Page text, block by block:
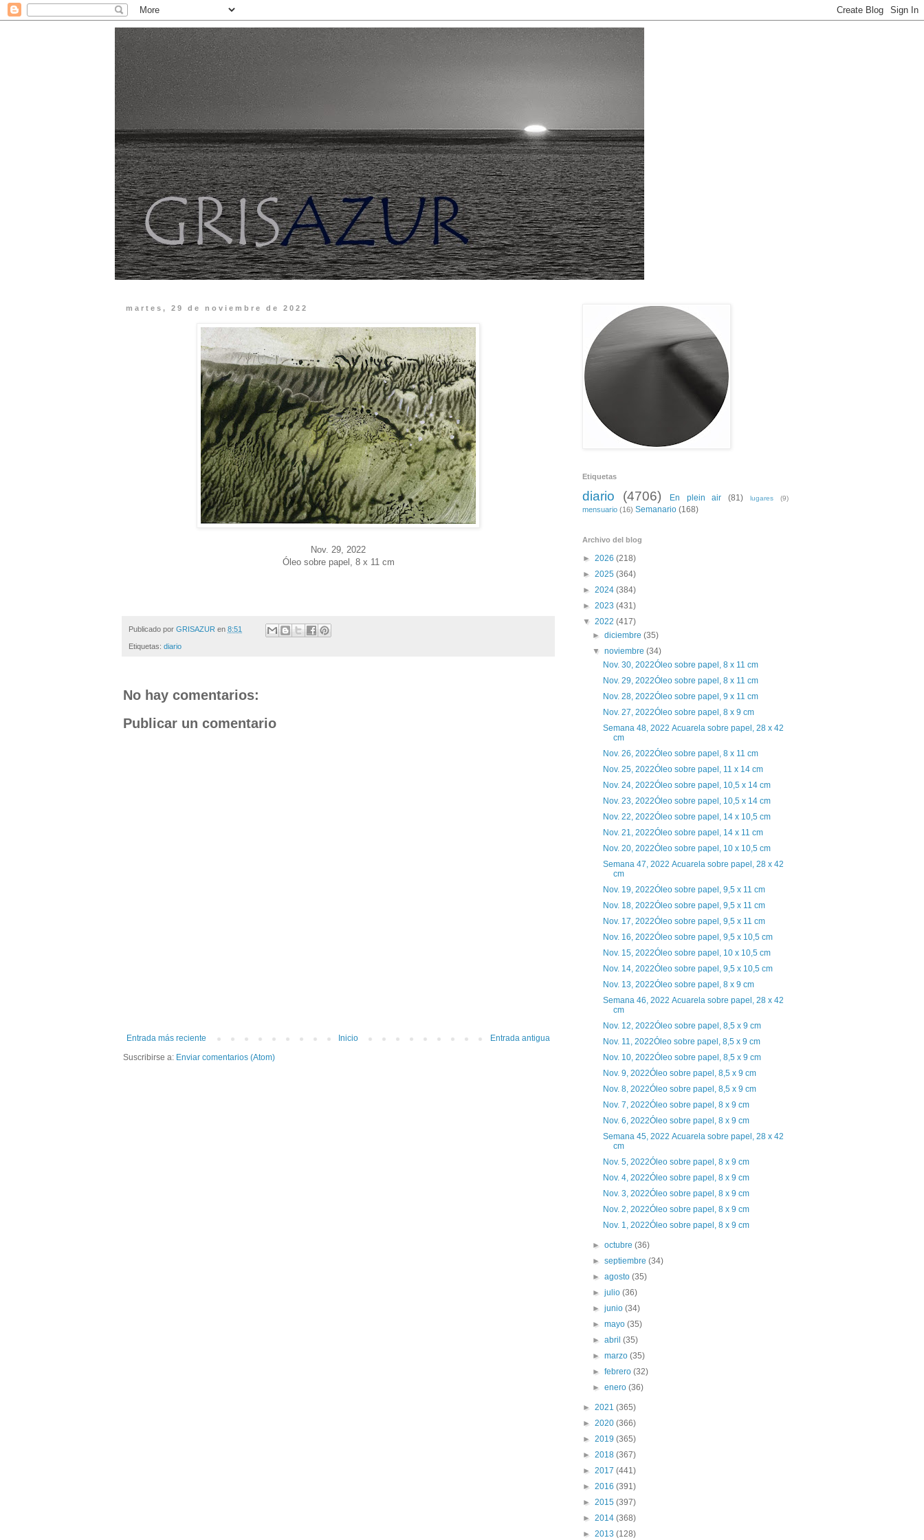
martes, 29 de noviembre de 2022
Nov. 29, 2022
Óleo sobre papel, 8 x 11 cm
Publicado por GRISAZUR en 8:51
Etiquetas: diario
No hay comentarios:
Publicar un comentario
Entrada más reciente Entrada antigua
Inicio
Suscribirse a: Enviar comentarios (Atom)
Etiquetas
diario (4706) En plein air (81) lugares (9)
mensuario (16) Semanario (168)
Archivo del blog
► 2026 (218)
► 2025 (364)
► 2024 (384)
► 2023 (431)
▼ 2022 (417)
►diciembre(35)
▼noviembre(34)
Nov. 30, 2022Óleo sobre papel, 8 x 11 cm
Nov. 29, 2022Óleo sobre papel, 8 x 11 cm
Nov. 28, 2022Óleo sobre papel, 9 x 11 cm
Nov. 27, 2022Óleo sobre papel, 8 x 9 cm
Semana 48, 2022 Acuarela sobre papel, 28 x 42
cm
Nov. 26, 2022Óleo sobre papel, 8 x 11 cm
Nov. 25, 2022Óleo sobre papel, 11 x 14 cm
Nov. 24, 2022Óleo sobre papel, 10,5 x 14 cm
Nov. 23, 2022Óleo sobre papel, 10,5 x 14 cm
Nov. 22, 2022Óleo sobre papel, 14 x 10,5 cm
Nov. 21, 2022Óleo sobre papel, 14 x 11 cm
Nov. 20, 2022Óleo sobre papel, 10 x 10,5 cm
Semana 47, 2022 Acuarela sobre papel, 28 x 42
cm
Nov. 19, 2022Óleo sobre papel, 9,5 x 11 cm
Nov. 18, 2022Óleo sobre papel, 9,5 x 11 cm
Nov. 17, 2022Óleo sobre papel, 9,5 x 11 cm
Nov. 16, 2022Óleo sobre papel, 9,5 x 10,5 cm
Nov. 15, 2022Óleo sobre papel, 10 x 10,5 cm
Nov. 14, 2022Óleo sobre papel, 9,5 x 10,5 cm
Nov. 13, 2022Óleo sobre papel, 8 x 9 cm
Semana 46, 2022 Acuarela sobre papel, 28 x 42
cm
Nov. 12, 2022Óleo sobre papel, 8,5 x 9 cm
Nov. 11, 2022Óleo sobre papel, 8,5 x 9 cm
Nov. 10, 2022Óleo sobre papel, 8,5 x 9 cm
Nov. 9, 2022Óleo sobre papel, 8,5 x 9 cm
Nov. 8, 2022Óleo sobre papel, 8,5 x 9 cm
Nov. 7, 2022Óleo sobre papel, 8 x 9 cm
Nov. 6, 2022Óleo sobre papel, 8 x 9 cm
Semana 45, 2022 Acuarela sobre papel, 28 x 42
cm
Nov. 5, 2022Óleo sobre papel, 8 x 9 cm
Nov. 4, 2022Óleo sobre papel, 8 x 9 cm
Nov. 3, 2022Óleo sobre papel, 8 x 9 cm
Nov. 2, 2022Óleo sobre papel, 8 x 9 cm
Nov. 1, 2022Óleo sobre papel, 8 x 9 cm
►octubre(36)
►septiembre(34)
►agosto(35)
►julio(36)
►junio(34)
►mayo(35)
►abril(35)
►marzo(35)
►febrero(32)
►enero(36)
► 2021 (365)
► 2020 (366)
► 2019 (365)
► 2018 (367)
► 2017 (441)
► 2016 (391)
► 2015 (397)
► 2014 (368)
► 2013 (128)